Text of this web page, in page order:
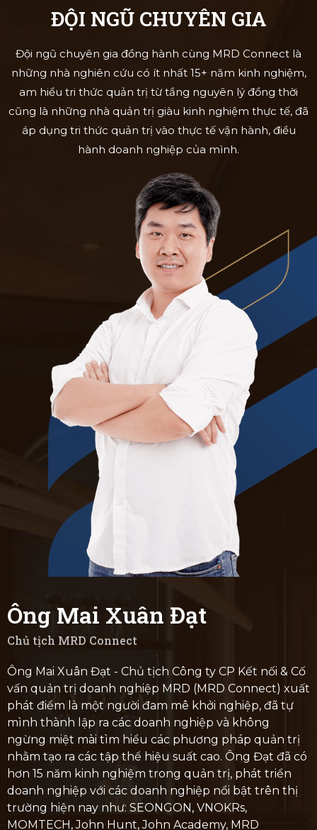
ĐỘI NGŨ CHUYÊN GIA
Đội ngũ chuyên gia đồng hành cùng MRD Connect là
những nhà nghiên cứu có ít nhất 15+ năm kinh nghiệm,
am hiểu tri thức quản trị từ tầng nguyên lý đồng thời
cũng là những nhà quản trị giàu kinh nghiệm thực tế, đã
áp dụng tri thức quản trị vào thực tế vận hành, điều
hành doanh nghiệp của mình.
Ông Mai Xuân Đạt
Chủ tịch MRD Connect
Ông Mai Xuân Đạt - Chủ tịch Công ty CP Kết nối & Cố
vấn quản trị doanh nghiệp MRD (MRD Connect) xuất
phát điểm là một người đam mê khởi nghiệp, đã tự
mình thành lập ra các doanh nghiệp và không
ngừng miệt mài tìm hiểu các phương pháp quản trị
nhằm tạo ra các tập thể hiệu suất cao. Ông Đạt đã có
hơn 15 năm kinh nghiệm trong quản trị, phát triển
doanh nghiệp với các doanh nghiệp nổi bật trên thị
trường hiện nay như: SEONGON, VNOKRs,
MOMTECH, John Hunt, John Academy, MRD